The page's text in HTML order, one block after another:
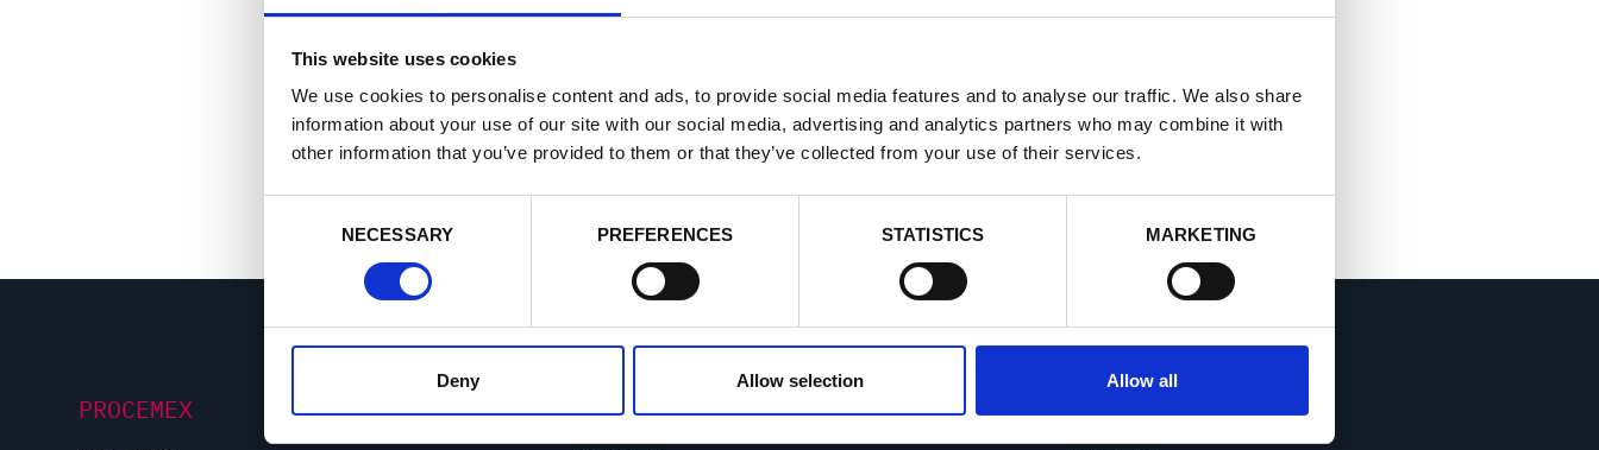
This website uses cookies
We use cookies to personalise content and ads, to provide social media features and to analyse our traffic. We also share
information about your use of our site with our social media, advertising and analytics partners who may combine it with
other information that you’ve provided to them or that they’ve collected from your use of their services.
e
e
NECESSARY PREFERENCES STATISTICS MARKETING
Deny Allow selection Allow all
一个支持平台
加长系统使用寿命的一个平台
PROCEMEX
产品
联系方式